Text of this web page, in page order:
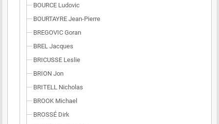
BOURCE Ludovic
BOURTAYRE Jean-Pierre
BREGOVIC Goran
BREL Jacques
BRICUSSE Leslie
BRION Jon
BRITELL Nicholas
BROOK Michael
BROSSÉ Dirk